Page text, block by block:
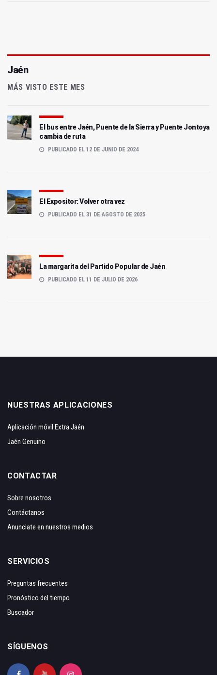
Jaén
MÁS VISTO ESTE MES
El bus entre Jaén, Puente de la Sierra y Puente Jontoya
cambia de ruta
PUBLICADO EL 12 DE JUNIO DE 2024
El Expositor: Volver otra vez
PUBLICADO EL 31 DE AGOSTO DE 2025
La margarita del Partido Popular de Jaén
PUBLICADO EL 11 DE JULIO DE 2026
NUESTRAS APLICACIONES
Aplicación móvil Extra Jaén
Jaén Genuino
CONTACTAR
Sobre nosotros
Contáctanos
Anunciate en nuestros medios
SERVICIOS
Preguntas frecuentes
Pronóstico del tiempo
Buscador
SÍGUENOS